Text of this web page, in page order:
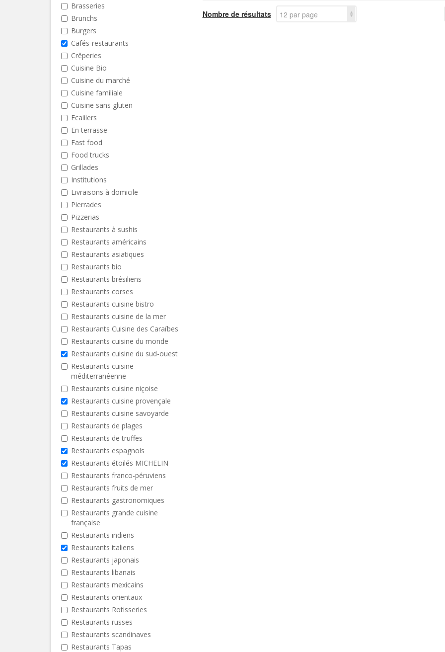
Brasseries
Brunchs
Burgers
Cafés-restaurants
Crêperies
Cuisine Bio
Cuisine du marché
Cuisine familiale
Cuisine sans gluten
Ecaiilers
En terrasse
Fast food
Food trucks
Grillades
Institutions
Livraisons à domicile
Pierrades
Pizzerias
Restaurants à sushis
Restaurants américains
Restaurants asiatiques
Restaurants bio
Restaurants brésiliens
Restaurants corses
Restaurants cuisine bistro
Restaurants cuisine de la mer
Restaurants Cuisine des Caraïbes
Restaurants cuisine du monde
Restaurants cuisine du sud-ouest
Restaurants cuisine
méditerranéenne
Restaurants cuisine niçoise
Restaurants cuisine provençale
Restaurants cuisine savoyarde
Restaurants de plages
Restaurants de truffes
Restaurants espagnols
Restaurants étoilés MICHELIN
Restaurants franco-péruviens
Restaurants fruits de mer
Restaurants gastronomiques
Restaurants grande cuisine
française
Restaurants indiens
Restaurants italiens
Restaurants japonais
Restaurants libanais
Restaurants mexicains
Restaurants orientaux
Restaurants Rotisseries
Restaurants russes
Restaurants scandinaves
Restaurants Tapas
Nombre de résultats 12 par page